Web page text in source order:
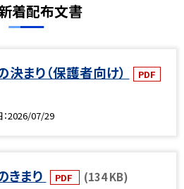
着配布文書
まり（保護者向け） PDF
2026/07/29
まり PDF (134 KB)